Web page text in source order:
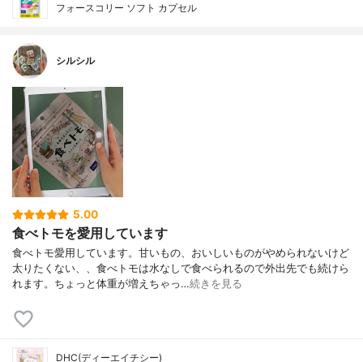
フォースコリー ソフト カプセル
シルシル
5.00
食べトモを愛用しています
食べトモ愛用しています。甘いもの、おいしいものがやめられないけど
太りたくない、、食べトモは水なしで食べられるので外出先でも続けら
れます。ちょっと体重が増えちゃっ…続きを見る
DHC(ディーエイチシー)